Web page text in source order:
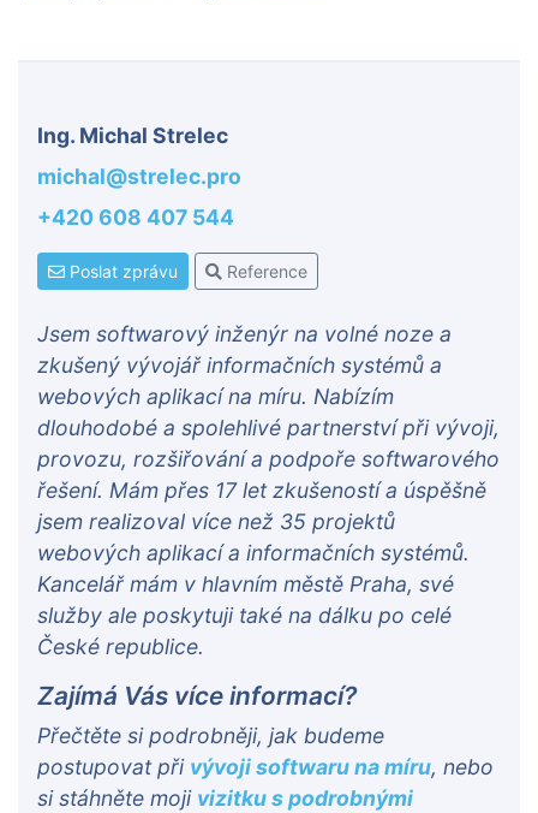
Ing. Michal Strelec
michal@strelec.pro
+420 608 407 544
Poslat zprávu Reference
Jsem softwarový inženýr na volné noze a
zkušený vývojář informačních systémů a
webových aplikací na míru. Nabízím
dlouhodobé a spolehlivé partnerství při vývoji,
provozu, rozšiřování a podpoře softwarového
řešení. Mám přes 17 let zkušeností a úspěšně
jsem realizoval více než 35 projektů
webových aplikací a informačních systémů.
Kancelář mám v hlavním městě Praha, své
služby ale poskytuji také na dálku po celé
České republice.
Zajímá Vás více informací?
Přečtěte si podrobněji, jak budeme
postupovat při vývoji softwaru na míru, nebo
si stáhněte moji vizitku s podrobnými